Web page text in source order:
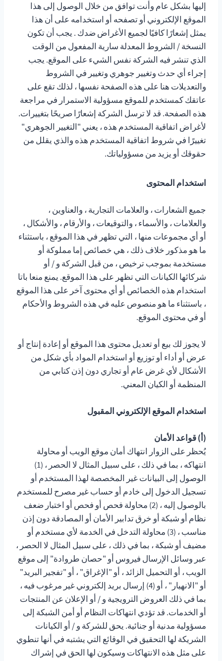
إليها بشكل عام وأنت توافق من خلال الوصول إلى هذا
الموقع الإلكتروني أو تصفحه أو استخدامه على أن هذا
يمثل إشعارًا كافيًا لجميع الأغراض ضدك . يجب أن تكون
النسخة / الشروط المعدلة سارية المفعول من الوقت
الذي تنشر فيه الشركة نفس الشيء على الموقع. يجب
إجراء أي حدث وتغيير جوهري وتغيير في الشروط
والتعديلات هنا على هذه الصفحة نفسها ، لذلك تقع على
عاتقك كمستخدم للموقع مسؤولية الاستمرار في مراجعة
هذه الصفحة. قد لا ترسل الشركة إشعارًا صريحًا بتغييرات.
لأغراض اتفاقية المستخدم هذه ، يعني "التغيير الجوهري"
تغييرًا في شروط اتفاقية المستخدم هذه والذي يقلل من
حقوقك أو يزيد من مسؤولياتك.
استخدام المحتوى
جميع الشعارات ، والعلامات التجارية ، والعناوين ،
والعلامات ، والأسماء ، والتوقيعات ، والأرقام ، والأشكال ،
أو أي مجموعات منها ، التي تظهر في هذا الموقع ، باستثناء
ما هو مذكور خلاف ذلك ، هي خصائص إما مملوكة أو
مستخدمة بموجب ترخيص ، من قبل الشركة و / أو
شركائها الكيانات التي تظهر على هذا الموقع. يمنع منعا باتا
استخدام هذه الخصائص أو أي محتوى آخر على هذا الموقع
، باستثناء ما هو منصوص عليه في هذه الشروط والأحكام
أو في محتوى الموقع.
لا يجوز لك بيع أو تعديل محتوى هذا الموقع أو إعادة إنتاج أو
عرض أو أداء أو توزيع أو استخدام المواد بأي شكل من
الأشكال لأي غرض عام أو تجاري دون إذن كتابي من
المنظمة أو الكيان المعني.
استخدام الموقع الإلكتروني المقبول
(أ) قواعد الأمان
يُحظر على الزوار انتهاك أمان موقع الويب أو محاولة
انتهاكه ، بما في ذلك ، على سبيل المثال لا الحصر ، (1)
الوصول إلى البيانات غير المخصصة لهذا المستخدم أو
تسجيل الدخول إلى خادم أو حساب غير مصرح للمستخدم
بالوصول إليه ، (2) محاولة فحص أو فحص أو اختبار ضعف
نظام أو شبكة أو خرق تدابير الأمان أو المصادقة دون إذن
مناسب ، (3) محاولة التدخل في الخدمة لأي مستخدم أو
مضيف أو شبكة ، بما في ذلك ، على سبيل المثال لا الحصر ،
عبر وسائل الإرسال فيروس أو "حصان طروادة" إلى موقع
الويب ، أو التحميل الزائد ، أو "الإغراق" ، أو "تفجير البريد"
أو "الانهيار" ، أو (4) إرسال بريد إلكتروني غير مرغوب فيه ،
بما في ذلك العروض الترويجية و / أو الإعلان عن المنتجات
أو الخدمات. قد تؤدي انتهاكات النظام أو أمن الشبكة إلى
مسؤولية مدنية أو جنائية. يحق للشركة و / أو الكيانات
الشريكة لها التحقيق في الوقائع التي يشتبه في أنها تنطوي
على مثل هذه الانتهاكات وسيكون لها الحق في إشراك